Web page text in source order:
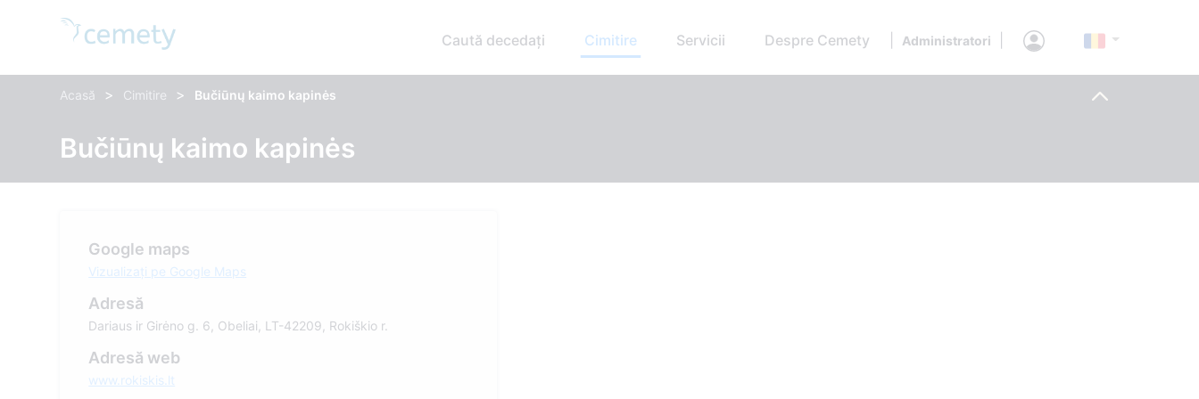
Caută decedați Cimitire Servicii Despre Cemety Administratori
Acasă > Cimitire > Bučiūnų kaimo kapinės
Bučiūnų kaimo kapinės
Google maps
Vizualizați pe Google Maps
Adresă
Dariaus ir Girėno g. 6, Obeliai, LT-42209, Rokiškio r.
Adresă web
www.rokiskis.lt